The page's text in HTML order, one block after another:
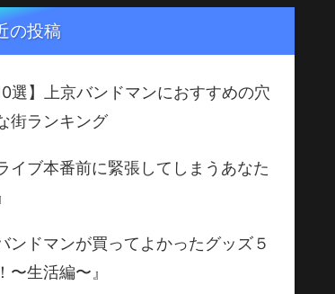
の投稿
10選】上京バンドマンにおすすめの穴
街ランキング
ライブ本番前に緊張してしまうあなた
バンドマンが買ってよかったグッズ５
〜生活編〜』